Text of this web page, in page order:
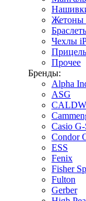
Жетоны
Чехлы
Прочее
Бренды:
Alpha
ASG
Casio
Condor
ESS
Fenix
Fisher
Fulton
Gerber